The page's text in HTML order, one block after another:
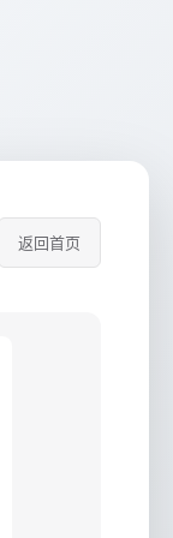
返回首页